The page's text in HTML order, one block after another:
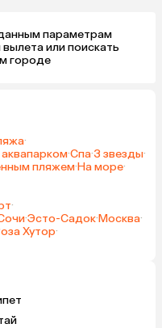
параметрам
городе
·
·Спа·3 звезды·
пляжем·На море·
·
·Эсто-Садок·Москва·
Хутор·